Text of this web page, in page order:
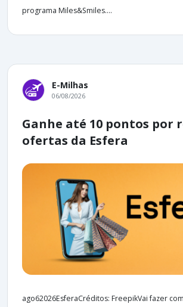
programa Miles&Smiles....
E-Milhas
06/08/2026
Ganhe até 10 pontos por
ofertas da Esfera
ago62026EsferaCréditos: FreepikVai fazer